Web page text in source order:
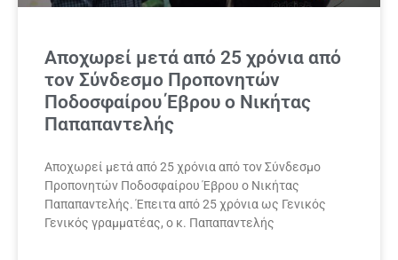
Αποχωρεί μετά από 25 χρόνια από
τον Σύνδεσμο Προπονητών
Ποδοσφαίρου Έβρου ο Νικήτας
Παπαπαντελής
Αποχωρεί μετά από 25 χρόνια από τον Σύνδεσμο
Προπονητών Ποδοσφαίρου Έβρου ο Νικήτας
Παπαπαντελής. Έπειτα από 25 χρόνια ως Γενικός
Γενικός γραμματέας, ο κ. Παπαπαντελής